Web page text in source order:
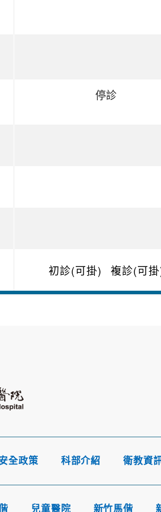
停診
初診(可掛) 複診(可
全政策 科部介紹 衛教資
兒童醫院 新竹馬偕